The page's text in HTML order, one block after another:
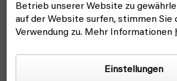
Betrieb unserer Website zu
auf der Website surfen, stimmen Sie
Verwendung zu. Mehr Informationen
Einstellungen